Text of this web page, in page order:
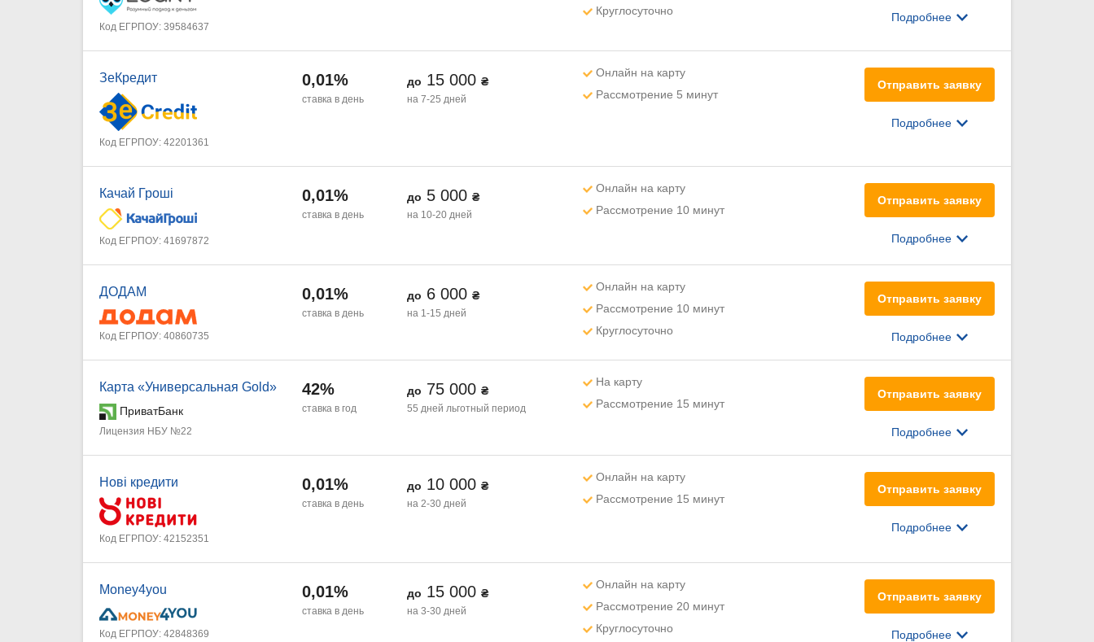
Код ЕГРПОУ: 39584637
Круглосуточно
Подробнее
ЗеКредит
Код ЕГРПОУ: 42201361
0,01%
ставка в день
до 15 000 ₴
на 7-25 дней
Онлайн на карту
Рассмотрение 5 минут
Отправить заявку
Подробнее
Качай Гроші
Код ЕГРПОУ: 41697872
0,01%
ставка в день
до 5 000 ₴
на 10-20 дней
Онлайн на карту
Рассмотрение 10 минут
Отправить заявку
Подробнее
ДОДАМ
Код ЕГРПОУ: 40860735
0,01%
ставка в день
до 6 000 ₴
на 1-15 дней
Онлайн на карту
Рассмотрение 10 минут
Круглосуточно
Отправить заявку
Подробнее
Карта «Универсальная Gold»
ПриватБанк
Лицензия НБУ №22
42%
ставка в год
до 75 000 ₴
55 дней льготный период
На карту
Рассмотрение 15 минут
Отправить заявку
Подробнее
Нові кредити
Код ЕГРПОУ: 42152351
0,01%
ставка в день
до 10 000 ₴
на 2-30 дней
Онлайн на карту
Рассмотрение 15 минут
Отправить заявку
Подробнее
Money4you
Код ЕГРПОУ: 42848369
0,01%
ставка в день
до 15 000 ₴
на 3-30 дней
Онлайн на карту
Рассмотрение 20 минут
Круглосуточно
Отправить заявку
Подробнее